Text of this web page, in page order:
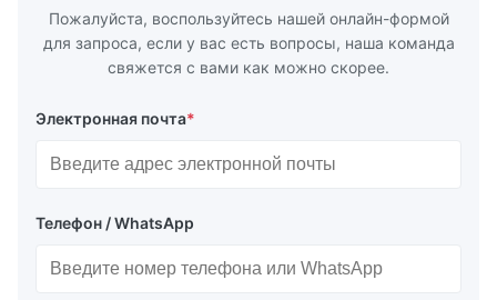
Пожалуйста, воспользуйтесь нашей онлайн-формой
для запроса, если у вас есть вопросы, наша команда
свяжется с вами как можно скорее.
Электронная почта*
Телефон / WhatsApp